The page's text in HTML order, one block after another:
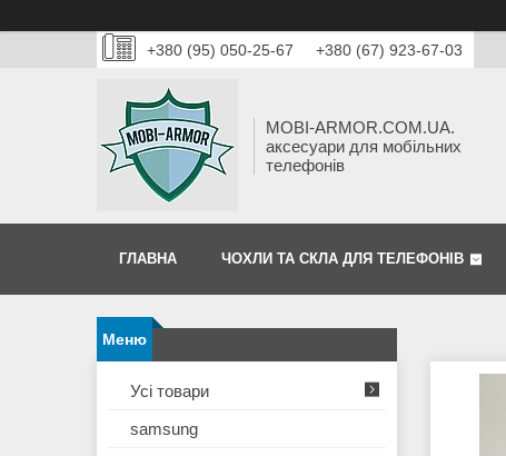
+380 (95) 050-25-67 +380 (67) 923-67-03
MOBI-ARMOR.COM.UA.
аксесуари для мобільних
телефонів
ГЛАВНА ЧОХЛИ ТА СКЛА ДЛЯ ТЕЛЕФОНІВ
Усі товари
samsung